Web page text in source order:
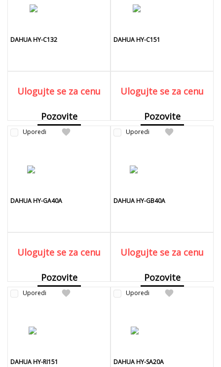
DAHUA HY-C132
Ulogujte se za cenu
Pozovite
Detaljnije
DAHUA HY-C151
Ulogujte se za cenu
Pozovite
Detaljnije
favorite
Uporedi
DAHUA HY-GA40A
Ulogujte se za cenu
Pozovite
Detaljnije
favorite
Uporedi
DAHUA HY-GB40A
Ulogujte se za cenu
Pozovite
Detaljnije
favorite
Uporedi
DAHUA HY-RI151
favorite
Uporedi
DAHUA HY-SA20A